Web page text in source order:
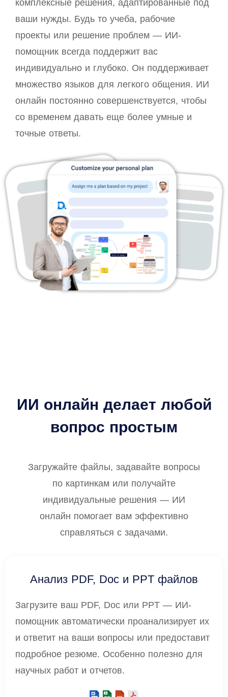
комплексные решения, адаптированные под
ваши нужды. Будь то учеба, рабочие
проекты или решение проблем — ИИ-
помощник всегда поддержит вас
индивидуально и глубоко. Он поддерживает
множество языков для легкого общения. ИИ
онлайн постоянно совершенствуется, чтобы
со временем давать еще более умные и
точные ответы.
ИИ онлайн делает любой
вопрос простым
Загружайте файлы, задавайте вопросы
по картинкам или получайте
индивидуальные решения — ИИ
онлайн помогает вам эффективно
справляться с задачами.
Анализ PDF, Doc и PPT файлов
Загрузите ваш PDF, Doc или PPT — ИИ-
помощник автоматически проанализирует их
и ответит на ваши вопросы или предоставит
подробное резюме. Особенно полезно для
научных работ и отчетов.